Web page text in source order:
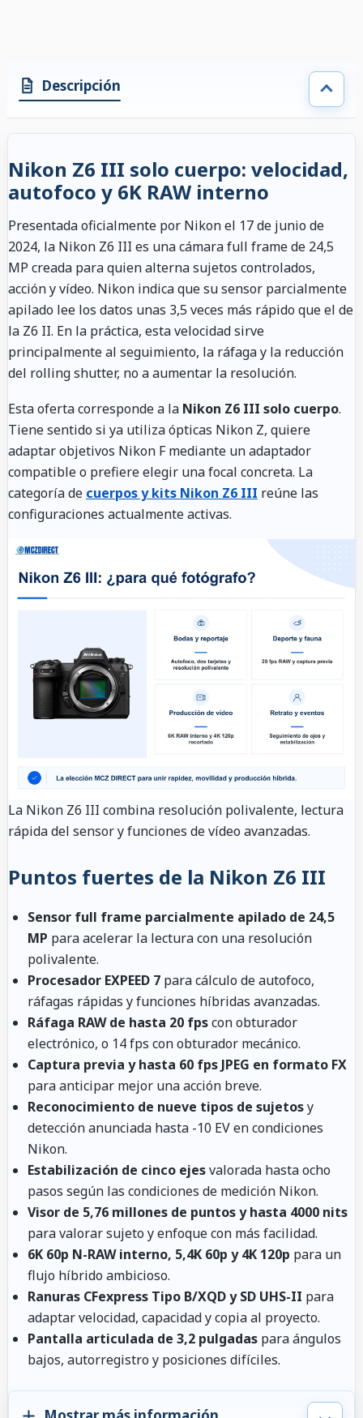
Descripción
Nikon Z6 III solo cuerpo: velocidad,
autofoco y 6K RAW interno
Presentada oficialmente por Nikon el 17 de junio de
2024, la Nikon Z6 III es una cámara full frame de 24,5
MP creada para quien alterna sujetos controlados,
acción y vídeo. Nikon indica que su sensor parcialmente
apilado lee los datos unas 3,5 veces más rápido que el de
la Z6 II. En la práctica, esta velocidad sirve
principalmente al seguimiento, la ráfaga y la reducción
del rolling shutter, no a aumentar la resolución.
Esta oferta corresponde a la Nikon Z6 III solo cuerpo.
Tiene sentido si ya utiliza ópticas Nikon Z, quiere
adaptar objetivos Nikon F mediante un adaptador
compatible o prefiere elegir una focal concreta. La
categoría de cuerpos y kits Nikon Z6 III reúne las
configuraciones actualmente activas.
La Nikon Z6 III combina resolución polivalente, lectura
rápida del sensor y funciones de vídeo avanzadas.
Puntos fuertes de la Nikon Z6 III
Sensor full frame parcialmente apilado de 24,5
MP para acelerar la lectura con una resolución
polivalente.
Procesador EXPEED 7 para cálculo de autofoco,
ráfagas rápidas y funciones híbridas avanzadas.
Ráfaga RAW de hasta 20 fpscon obturador
electrónico, o 14 fps con obturador mecánico.
Captura previa y hasta 60 fps JPEG en formato FX
para anticipar mejor una acción breve.
Reconocimiento de nueve tipos de sujetosy
detección anunciada hasta -10 EV en condiciones
Nikon.
Estabilización de cinco ejesvalorada hasta ocho
pasos según las condiciones de medición Nikon.
Visor de 5,76 millones de puntos y hasta 4000 nits
para valorar sujeto y enfoque con más facilidad.
6K 60p N-RAW interno, 5,4K 60p y 4K 120p para un
flujo híbrido ambicioso.
Ranuras CFexpress Tipo B/XQD y SD UHS-II para
adaptar velocidad, capacidad y copia al proyecto.
Pantalla articulada de 3,2 pulgadas para ángulos
bajos, autorregistro y posiciones difíciles.